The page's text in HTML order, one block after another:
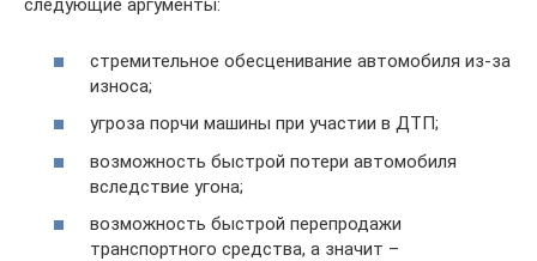
следующие аргументы:
стремительное обесценивание автомобиля из-за
износа;
угроза порчи машины при участии в ДТП;
возможность быстрой потери автомобиля
вследствие угона;
возможность быстрой перепродажи
транспортного средства, а значит –